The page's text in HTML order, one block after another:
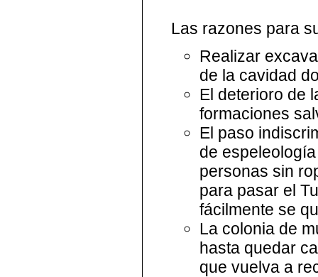
Las razones para
Realizar
de la cavidad
El deterioro de
formaciones
El paso
de
personas sin
para pasar el
fácilmente se
La colonia de
hasta quedar
que vuelva a